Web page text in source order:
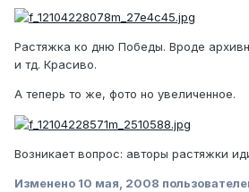
Растяжка ко дню Победы. Вроде
и тд. Красиво.
А теперь то же, фото но увеличенное.
Возникает вопрос: авторы растяжки
Изменено 10 мая, 2008